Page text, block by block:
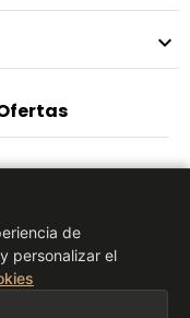

de
personalizar el